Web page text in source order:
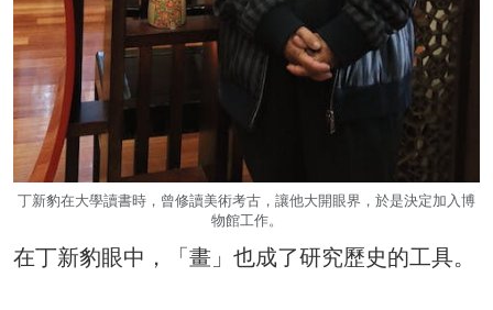
丁新豹在大學讀書時，曾修讀美術考古，讓他大開眼界，於是決定加入博
物館工作。
在丁新豹眼中，「畫」也成了研究歷史的工具。